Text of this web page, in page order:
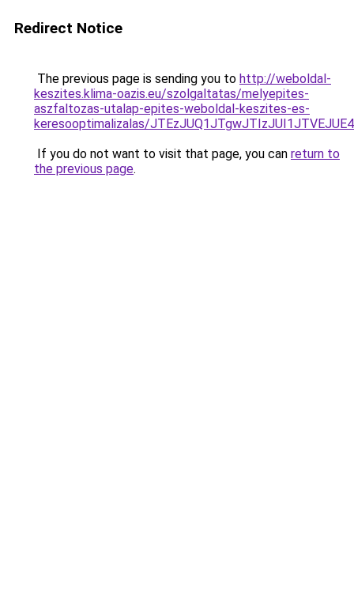
Redirect Notice
The previous page is sending you to http://weboldal-
keszites.klima-oazis.eu/szolgaltatas/melyepites-
aszfaltozas-utalap-epites-weboldal-keszites-es-
keresooptimalizalas/
If you do not want to visit that page, you can return to
the previous page.